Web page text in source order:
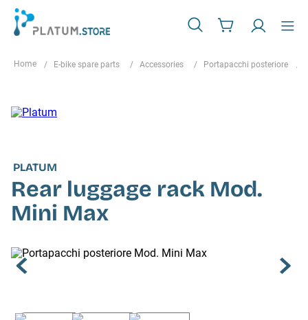
E-bike spare parts Accessories Portapacchi posteriore
PLATUM
Rear luggage rack Mod.
Mini Max